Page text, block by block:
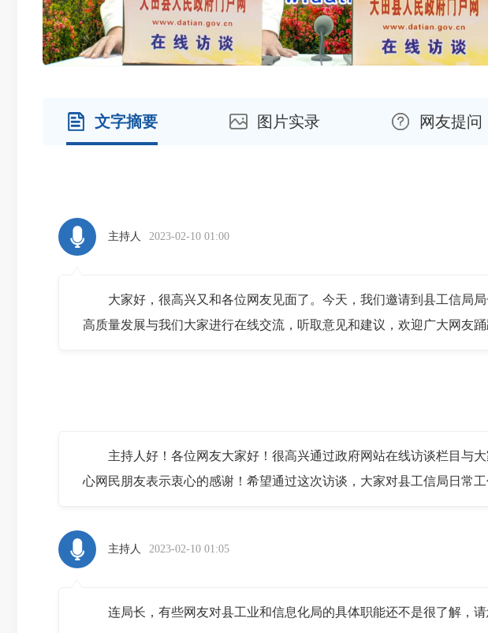
文字摘要 图片实录 网友提问
主持人 2023-02-10 01:00
大家好，很高兴又和各位网友见面了。今天，我们邀请到县工信局局
高质量发展与我们大家进行在线交流，听取意见和建议，欢迎广大网友
主持人好！各位网友大家好！很高兴通过政府网站在线访谈栏目与大
心网民朋友表示衷心的感谢！希望通过这次访谈，大家对县工信局日常工
主持人 2023-02-10 01:05
连局长，有些网友对县工业和信息化局的具体职能还不是很了解，请